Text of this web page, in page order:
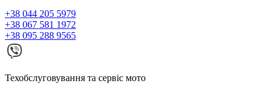
+38 044 205 5979
+38 067 581 1972
+38 095 288 9565
Техобслуговування та сервіс мото